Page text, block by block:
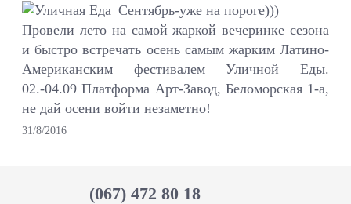
Провели лето на самой жаркой вечеринке сезона
и быстро встречать осень самым жарким Латино-
Американским фестивалем Уличной Еды.
02.-04.09 Платформа Арт-Завод, Беломорская 1-а,
не дай осени войти незаметно!
31/8/2016
(067) 472 80 18